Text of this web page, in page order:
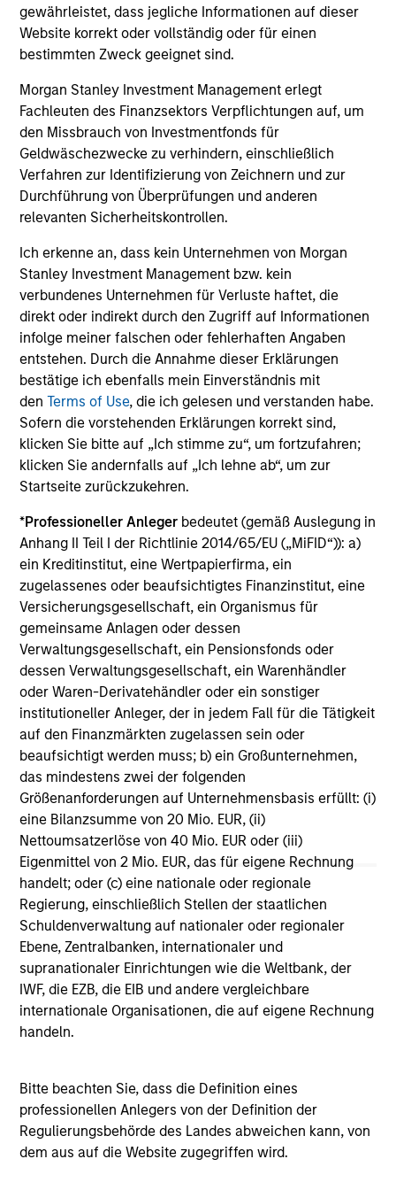
gewährleistet, dass jegliche Informationen auf dieser
Website korrekt oder vollständig oder für einen
bestimmten Zweck geeignet sind.
Morgan Stanley Investment Management erlegt
Fachleuten des Finanzsektors Verpflichtungen auf, um
den Missbrauch von Investmentfonds für
Geldwäschezwecke zu verhindern, einschließlich
Verfahren zur Identifizierung von Zeichnern und zur
Durchführung von Überprüfungen und anderen
relevanten Sicherheitskontrollen.
Ich erkenne an, dass kein Unternehmen von Morgan
Stanley Investment Management bzw. kein
verbundenes Unternehmen für Verluste haftet, die
direkt oder indirekt durch den Zugriff auf Informationen
infolge meiner falschen oder fehlerhaften Angaben
entstehen. Durch die Annahme dieser Erklärungen
bestätige ich ebenfalls mein Einverständnis mit
denTerms of Use, die ich gelesen und verstanden habe.
Sofern die vorstehenden Erklärungen korrekt sind,
klicken Sie bitte auf „Ich stimme zu“, um fortzufahren;
klicken Sie andernfalls auf „Ich lehne ab“, um zur
Startseite zurückzukehren.
*Professioneller Anleger bedeutet (gemäß Auslegung in
Anhang II Teil I der Richtlinie 2014/65/EU („MiFID“)): a)
ein Kreditinstitut, eine Wertpapierfirma, ein
zugelassenes oder beaufsichtigtes Finanzinstitut, eine
Versicherungsgesellschaft, ein Organismus für
gemeinsame Anlagen oder dessen
Verwaltungsgesellschaft, ein Pensionsfonds oder
dessen Verwaltungsgesellschaft, ein Warenhändler
oder Waren-Derivatehändler oder ein sonstiger
institutioneller Anleger, der in jedem Fall für die Tätigkeit
auf den Finanzmärkten zugelassen sein oder
beaufsichtigt werden muss; b) ein Großunternehmen,
das mindestens zwei der folgenden
Größenanforderungen auf Unternehmensbasis erfüllt: (i)
eine Bilanzsumme von 20 Mio. EUR, (ii)
Nettoumsatzerlöse von 40 Mio. EUR oder (iii)
Eigenmittel von 2 Mio. EUR, das für eigene Rechnung
handelt; oder (c) eine nationale oder regionale
Regierung, einschließlich Stellen der staatlichen
Schuldenverwaltung auf nationaler oder regionaler
Ebene, Zentralbanken, internationaler und
supranationaler Einrichtungen wie die Weltbank, der
IWF, die EZB, die EIB und andere vergleichbare
internationale Organisationen, die auf eigene Rechnung
handeln.
Bitte beachten Sie, dass die Definition eines
professionellen Anlegers von der Definition der
Regulierungsbehörde des Landes abweichen kann, von
dem aus auf die Website zugegriffen wird.
und der Rücknahme von Anteilen anfallen, werden nicht
berücksichtigt. Alle Performance- und Index-Daten
stammen von Morgan Stanley Investment Management
Limited („MSIM Ltd.”).
Der Wert der Anlagen und der mit ihnen erzielten Erträge
können sowohl steigen als auch fallen. Es ist daher
möglich, dass Anleger das ursprünglich investierte Kapital
nicht in voller Höhe zurückerhalten.
Die Performance versteht sich nach Abzug der Gebühren.
Die Angaben zur Performance des laufenden Jahres sind
nicht annualisiert. Die Performance von anderen
Anteilsklassen (sofern angeboten) kann abweichen. Setzen
sowie den Kosten und Gebühren des Fonds auseinander,
bevor Sie eine Anlageentscheidung treffen.
Der Einsatz von Fremdkapital erhöht die Risiken, so dass
eine relativ kleine Bewegung im Wert einer Anlage zu einer
unverhältnismäßig großen Bewegung, sowohl im negativen
als auch im positiven Sinne, im Wert dieser Anlage und
damit auch im Wert des Fonds führen kann.
Die auf dieser Webseite verfügbaren Unterlagen beziehen
sich auf mehrere Teilfonds der Morgan Stanley Investment
Management Funds-Reihe. Bitte beachten Sie, dass nicht
alle Teilfonds in allen Ländern verfügbar sind und Teilfonds
nicht für Personen mit Wohnsitz in Ländern verfügbar sind,
in denen die Weitergabe bzw. Verfügbarkeit des Materials
zuwiderlaufen würde.
Je höher die Kategorie (1-7), desto höher ist der mögliche
Ertrag, aber auch das Risiko, den ursprünglich angelegten
Betrag zu verlieren. Kategorie 1 bedeutet nicht, dass es sich
um eine risikofreie Anlage handelt. Bitte beachten Sie die
BasisInformationsBlatt („BIB“) des Fonds unter Ressourcen,
die Risikoeinstufungen und -hinweise für die einzelnen
Anlageklassen enthalten.
DasMorningstar Rating™(Sterne-Rating) für Fonds wird
für Vermögensverwaltungsprodukte (wie Investmentfonds,
Variable-Annuity- und Variable-Life-Unterkonten (variable
Renten- und Lebensversicherung), börsennotierte Fonds,
geschlossene Fonds und separate Konten) berechnet, die
seit mindestens drei Jahren existieren. Börsennotierte
Fonds und offene Investmentfonds werden zu
Vergleichszwecken zu einer Kategorie zusammengefasst.
Das Rating wird anhand der Morningstar Risk-Adjusted
Return (MRAR) berechnet, eine Kennzahl, die die
Schwankungen der monatlichen Überschussrendite eines
verwalteten Produkts berücksichtigt. Dabei wird
besonderes Gewicht auf die negativen
Performanceschwankungen und eine beständige
Wertentwicklung gelegt. Die besten 10% der Produkte in
jeder Kategorie erhalten 5 Sterne, die nächsten 22,5% 4
Sterne, die nächsten 35% 3 Sterne, die nächsten 22,5% 2
Sterne und die unteren 10% 1 Stern. Das Morningstar-
Gesamtrating für ein verwaltetes Produkt ergibt sich aus
dem gewichteten Durchschnitt der Morningstar-Ratings
über drei, fünf und zehn Jahre (sofern vorhanden). Die
Gewichtungen sind: 100% Drei-Jahres-Rating für
119 Monaten und 50% Zehn-Jahres-Rating/30% Fünf-
Jahres-Rating/20% Drei-Jahres-Rating für Gesamtrenditen
von mindestens 120 Monaten. Zwar scheint die Formel für
das Zehn-Jahres-Gesamtrating den Zehn-Jahres-Zeitraum
am stärksten zu gewichten, jedoch wirkt sich der jüngste